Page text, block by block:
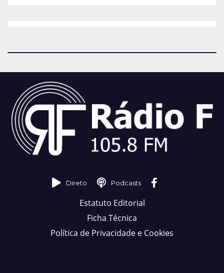
Direto Podcasts
Estatuto Editorial
Ficha Técnica
Política de Privacidade e Cookies